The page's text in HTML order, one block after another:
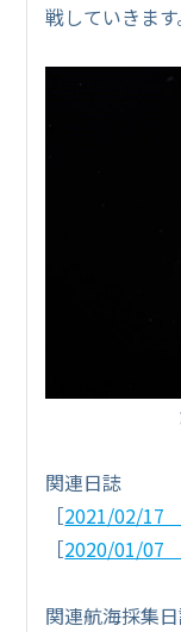
戦していきます
関連日誌
［2021/02/17
［2020/01/07
関連航海採集